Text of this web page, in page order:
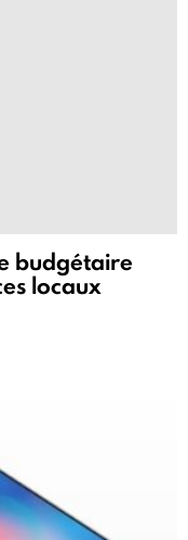
budgétaire
locaux